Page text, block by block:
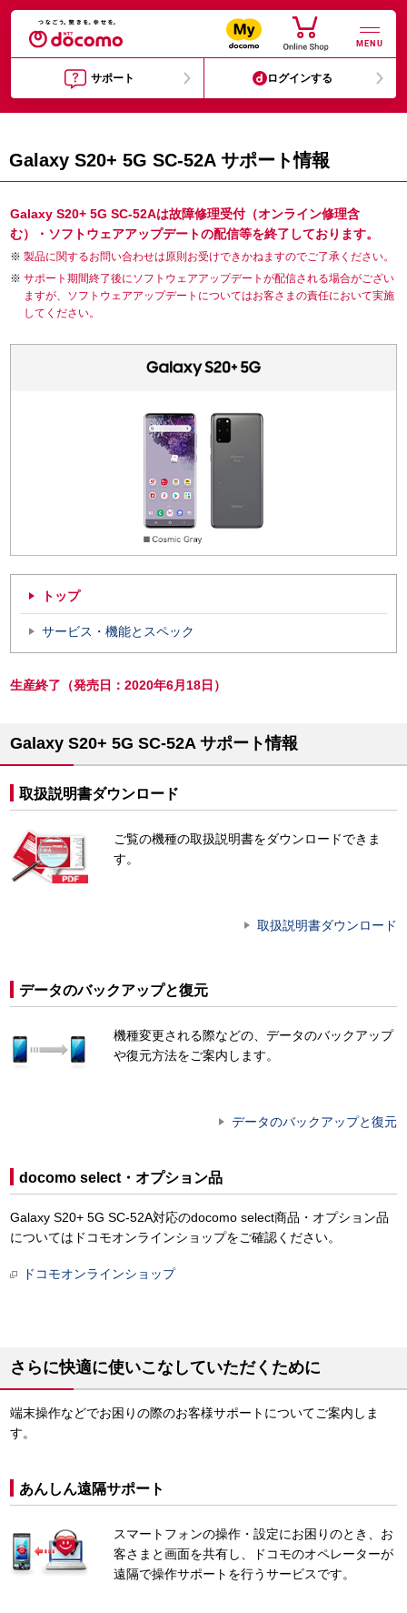
MENU
サポート ログインする
Galaxy S20+ 5G SC-52A サポート情報
Galaxy S20+ 5G SC-52Aは故障修理受付（オンライン修理含
む）・ソフトウェアアップデートの配信等を終了しております。
製品に関するお問い合わせは原則お受けできかねますのでご了承ください。
サポート期間終了後にソフトウェアアップデートが配信される場合がござい
ますが、ソフトウェアアップデートについてはお客さまの責任において実施
してください。
トップ
サービス・機能とスペック
生産終了（発売日：2020年6月18日）
Galaxy S20+ 5G SC-52A サポート情報
取扱説明書ダウンロード
ご覧の機種の取扱説明書をダウンロードできま
す。
取扱説明書ダウンロード
データのバックアップと復元
機種変更される際などの、データのバックアップ
や復元方法をご案内します。
データのバックアップと復元
docomo select・オプション品
Galaxy S20+ 5G SC-52A対応のdocomo select商品・オプション品
についてはドコモオンラインショップをご確認ください。
ドコモオンラインショップ
さらに快適に使いこなしていただくために
端末操作などでお困りの際のお客様サポートについてご案内しま
す。
あんしん遠隔サポート
スマートフォンの操作・設定にお困りのとき、お
客さまと画面を共有し、ドコモのオペレーターが
遠隔で操作サポートを行うサービスです。